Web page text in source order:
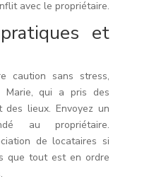
avec le propriétaire.
et
caution sans stress,
Marie, qui a pris des
des lieux. Envoyez un
au propriétaire.
de locataires si
que tout est en ordre